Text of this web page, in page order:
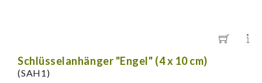
Schlüsselanhänger "Engel" (4 x 10 cm)
(SAH1)